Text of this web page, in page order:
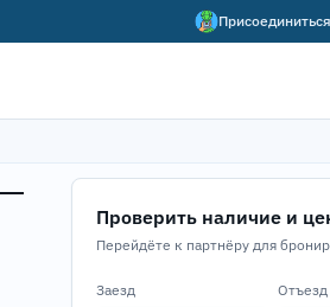
Проверить наличие и
Перейдёте к партнёру для
Заезд Отъезд